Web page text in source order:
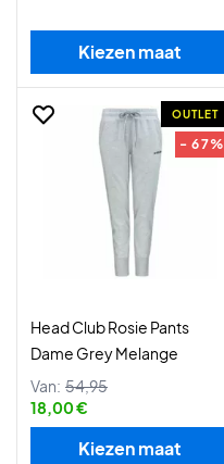
Kiezen maat
OUTLET
- 67%
Head Club Rosie Pants
Dame Grey Melange
Van: 54,95
18,00 €
Kiezen maat